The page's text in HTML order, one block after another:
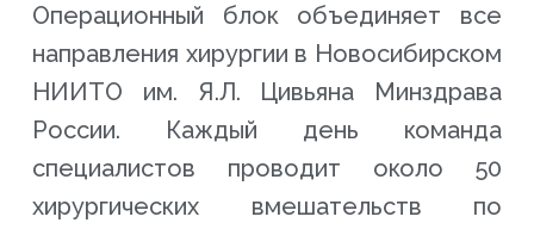
Операционный блок объединяет все
направления хирургии в Новосибирском
НИИТО им. Я.Л. Цивьяна Минздрава
России. Каждый день команда
специалистов проводит около 50
хирургических вмешательств по